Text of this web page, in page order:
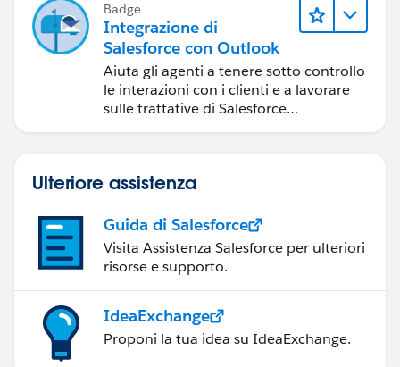
Badge
Integrazione di
Salesforce con Outlook
Aiuta gli agenti a tenere sotto controllo
le interazioni con i clienti e a lavorare
sulle trattative di Salesforce
Ulteriore assistenza
Guida di Salesforce
Visita Assistenza Salesforce per ulteriori
risorse e supporto.
IdeaExchange
Proponi la tua idea su IdeaExchange.